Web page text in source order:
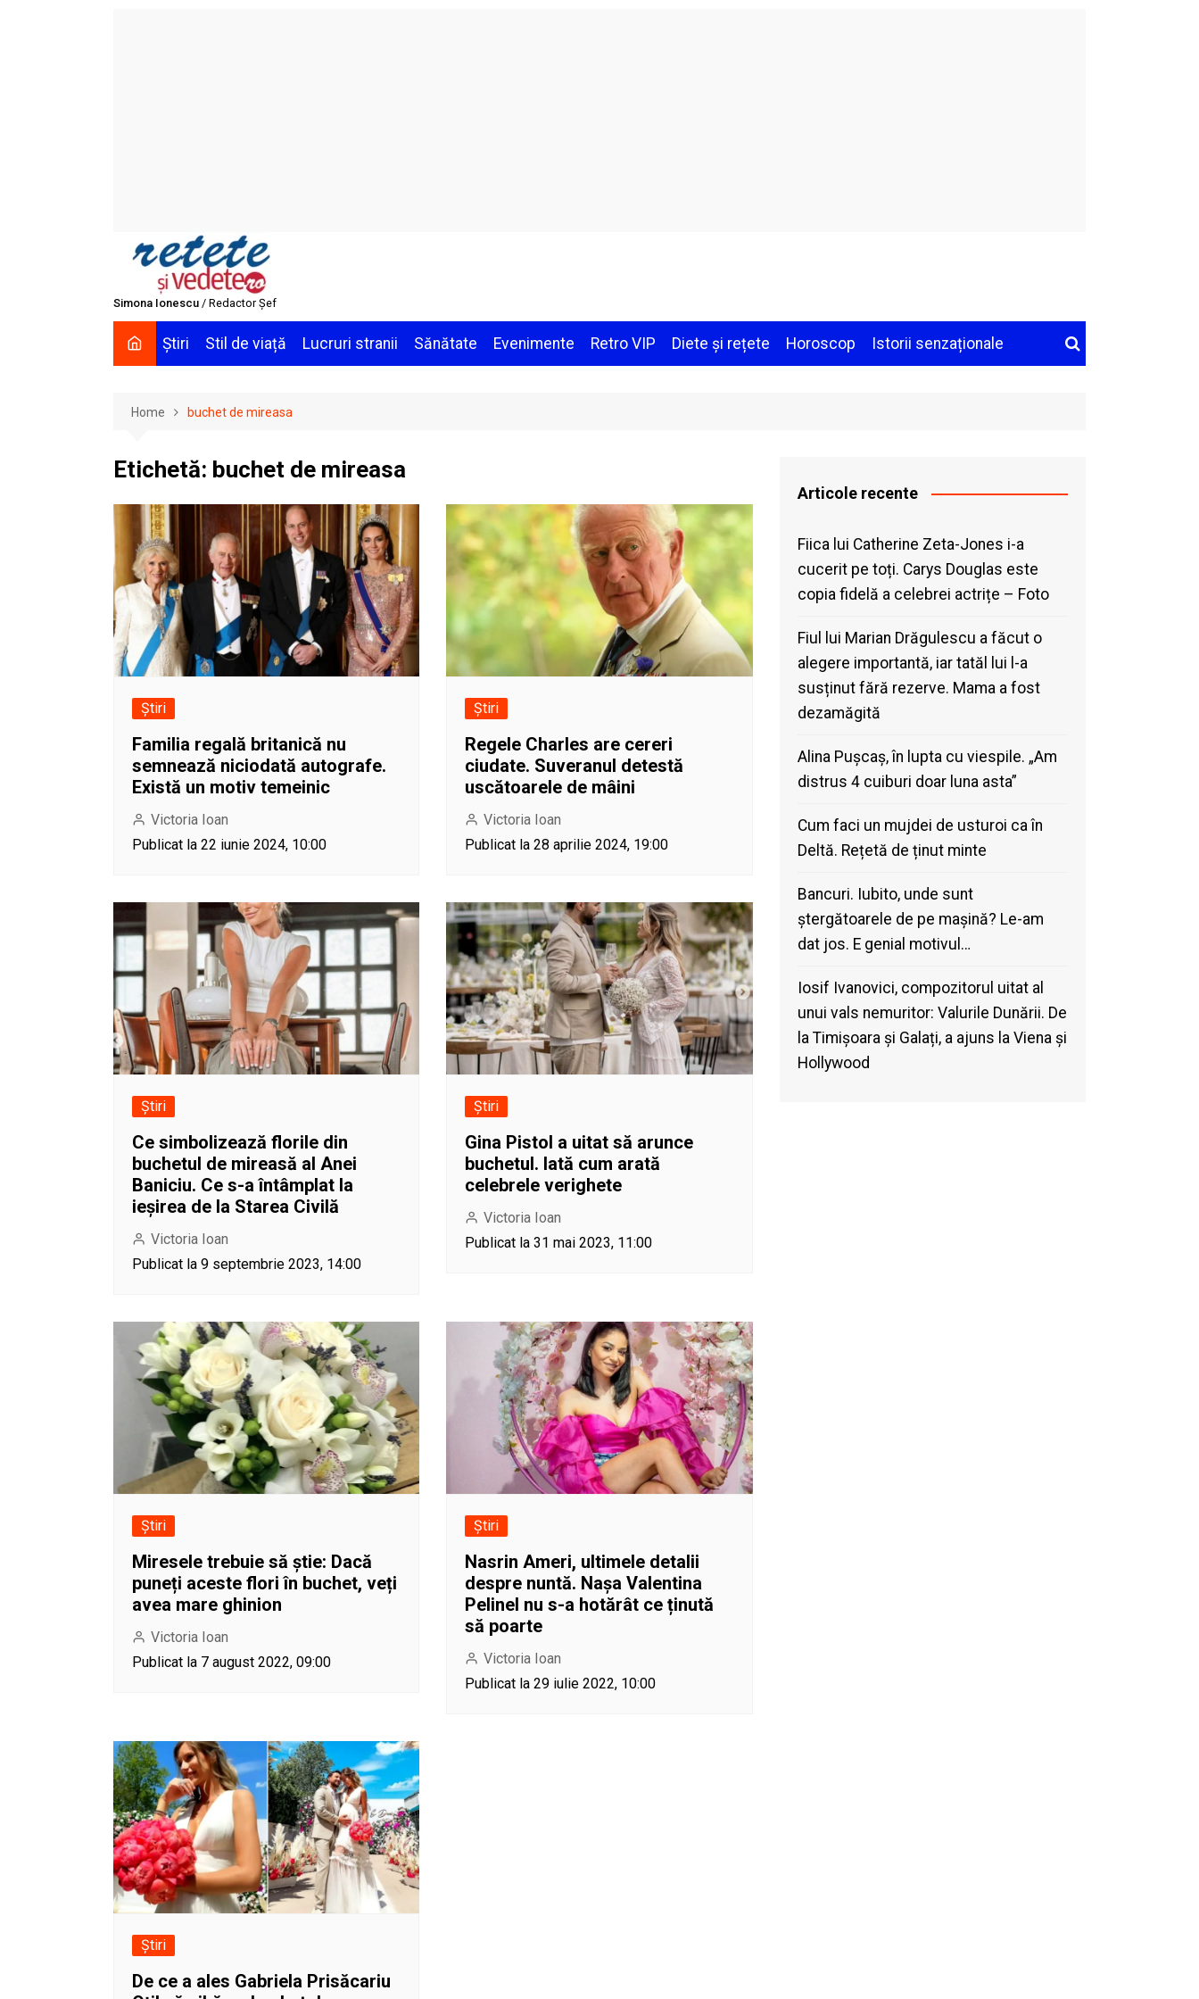
Simona Ionescu / Redactor Șef
Știri Stil de viață Lucruri stranii Sănătate Evenimente Retro VIP Diete și rețete Horoscop Istorii senzaționale
Home buchet de mireasa
Etichetă: buchet de mireasa
Știri
Familia regală britanică nu
semnează niciodată autografe.
Există un motiv temeinic
Victoria Ioan
Publicat la 22 iunie 2024, 10:00
Știri
Regele Charles are cereri
ciudate. Suveranul detestă
uscătoarele de mâini
Victoria Ioan
Publicat la 28 aprilie 2024, 19:00
Știri
Ce simbolizează florile din
buchetul de mireasă al Anei
Baniciu. Ce s-a întâmplat la
ieșirea de la Starea Civilă
Victoria Ioan
Publicat la 9 septembrie 2023, 14:00
Știri
Gina Pistol a uitat să arunce
buchetul. Iată cum arată
celebrele verighete
Victoria Ioan
Publicat la 31 mai 2023, 11:00
Știri
Miresele trebuie să știe: Dacă
puneți aceste flori în buchet, veți
avea mare ghinion
Victoria Ioan
Publicat la 7 august 2022, 09:00
Știri
Nasrin Ameri, ultimele detalii
despre nuntă. Nașa Valentina
Pelinel nu s-a hotărât ce ținută
să poarte
Victoria Ioan
Publicat la 29 iulie 2022, 10:00
Știri
De ce a ales Gabriela Prisăcariu
Articole recente
Fiica lui Catherine Zeta-Jones i-a
cucerit pe toți. Carys Douglas este
copia fidelă a celebrei actrițe – Foto
Fiul lui Marian Drăgulescu a făcut o
alegere importantă, iar tatăl lui l-a
susținut fără rezerve. Mama a fost
dezamăgită
Alina Pușcaș, în lupta cu viespile. „Am
distrus 4 cuiburi doar luna asta”
Cum faci un mujdei de usturoi ca în
Deltă. Rețetă de ținut minte
Bancuri. Iubito, unde sunt
ștergătoarele de pe mașină? Le-am
dat jos. E genial motivul…
Iosif Ivanovici, compozitorul uitat al
unui vals nemuritor: Valurile Dunării. De
la Timișoara și Galați, a ajuns la Viena și
Hollywood